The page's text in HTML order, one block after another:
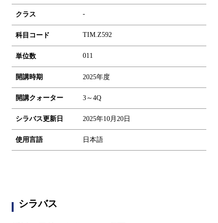
クラス -
科目コード TIM.Z592
単位数 01 1
開講時期 2025年度
開講クォーター 3～4Q
シラバス更新日 2025年10月20日
使用言語 日本語
シラバス